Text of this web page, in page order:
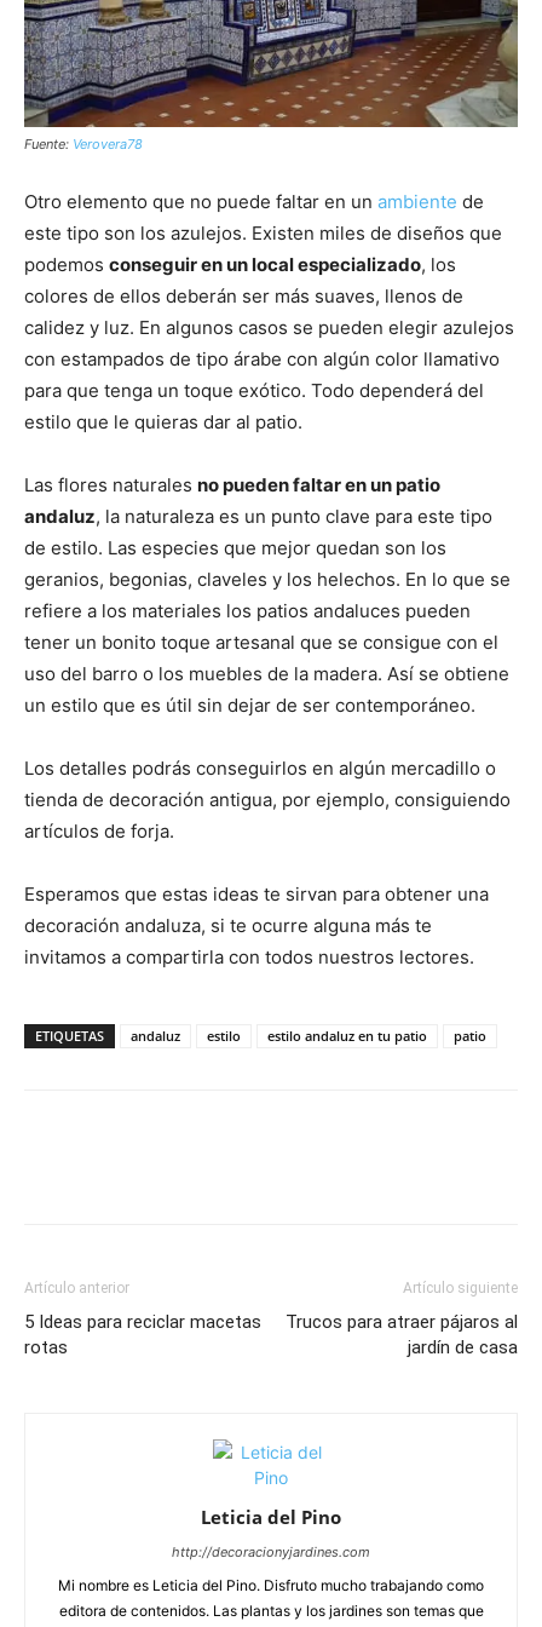
Fuente: Verovera78
Otro elemento que no puede faltar en un ambiente de
este tipo son los azulejos. Existen miles de diseños que
podemos conseguir en un local especializado, los
colores de ellos deberán ser más suaves, llenos de
calidez y luz. En algunos casos se pueden elegir azulejos
con estampados de tipo árabe con algún color llamativo
para que tenga un toque exótico. Todo dependerá del
estilo que le quieras dar al patio.
Las flores naturales no pueden faltar en un patio
andaluz, la naturaleza es un punto clave para este tipo
de estilo. Las especies que mejor quedan son los
geranios, begonias, claveles y los helechos. En lo que se
refiere a los materiales los patios andaluces pueden
tener un bonito toque artesanal que se consigue con el
uso del barro o los muebles de la madera. Así se obtiene
un estilo que es útil sin dejar de ser contemporáneo.
Los detalles podrás conseguirlos en algún mercadillo o
tienda de decoración antigua, por ejemplo, consiguiendo
artículos de forja.
Esperamos que estas ideas te sirvan para obtener una
decoración andaluza, si te ocurre alguna más te
invitamos a compartirla con todos nuestros lectores.
ETIQUETAS andaluz estilo estilo andaluz en tu patio patio
Artículo anterior
5 Ideas para reciclar macetas
rotas
Artículo siguiente
Trucos para atraer pájaros al
jardín de casa
Leticia del Pino
http://decoracionyjardines.com
Mi nombre es Leticia del Pino. Disfruto mucho trabajando como
editora de contenidos. Las plantas y los jardines son temas que